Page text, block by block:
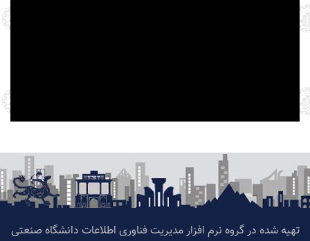
تهیه شده در گروه نرم افزار مدیریت فناوری اطلاعات دانشگاه صنعتی